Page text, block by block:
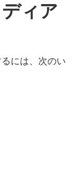
ィア
には、次のい